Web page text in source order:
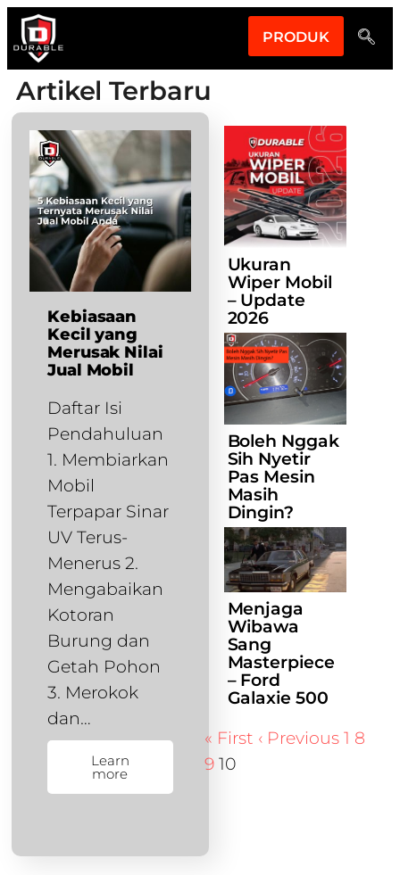
PRODUK
Artikel Terbaru
Kebiasaan
Kecil yang
Merusak Nilai
Jual Mobil
Daftar Isi
Pendahuluan
1. Membiarkan
Mobil
Terpapar Sinar
UV Terus-
Menerus 2.
Mengabaikan
Kotoran
Burung dan
Getah Pohon
3. Merokok
dan…
Learn
more
Ukuran
Wiper Mobil
– Update
2026
Boleh Nggak
Sih Nyetir
Pas Mesin
Masih
Dingin?
Menjaga
Wibawa
Sang
Masterpiece
– Ford
Galaxie 500
« First ‹ Previous 1 8
9 10